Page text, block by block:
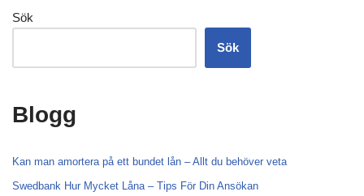
Sök
Sök
Blogg
Kan man amortera på ett bundet lån – Allt du behöver veta
Swedbank Hur Mycket Låna – Tips För Din Ansökan